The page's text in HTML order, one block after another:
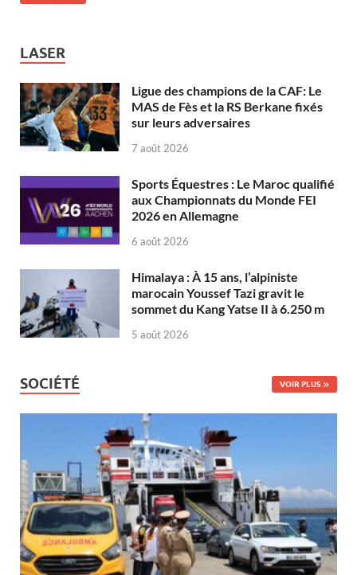
LASER
Ligue des champions de la CAF: Le
MAS de Fès et la RS Berkane fixés
sur leurs adversaires
7 août 2026
Sports Équestres : Le Maroc qualifié
aux Championnats du Monde FEI
2026 en Allemagne
6 août 2026
Himalaya : À 15 ans, l’alpiniste
marocain Youssef Tazi gravit le
sommet du Kang Yatse II à 6.250 m
5 août 2026
SOCIÉTÉ VOIR PLUS